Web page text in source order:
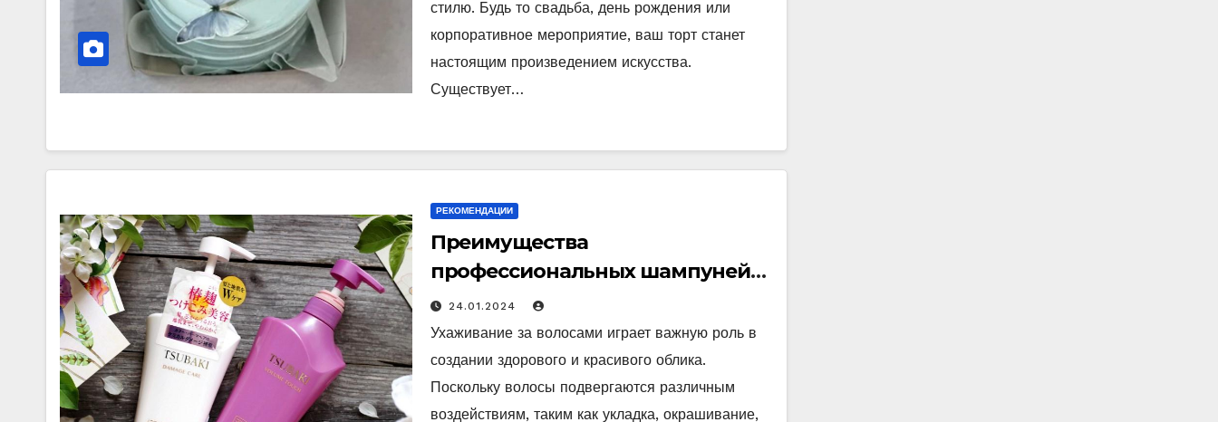
стилю. Будь то свадьба, день рождения или
корпоративное мероприятие, ваш торт станет
настоящим произведением искусства.
Существует…
РЕКОМЕНДАЦИИ
Преимущества
профессиональных шампуней
для восстановления волос
24.01.2024
Ухаживание за волосами играет важную роль в
создании здорового и красивого облика.
Поскольку волосы подвергаются различным
воздействиям, таким как укладка, окрашивание,